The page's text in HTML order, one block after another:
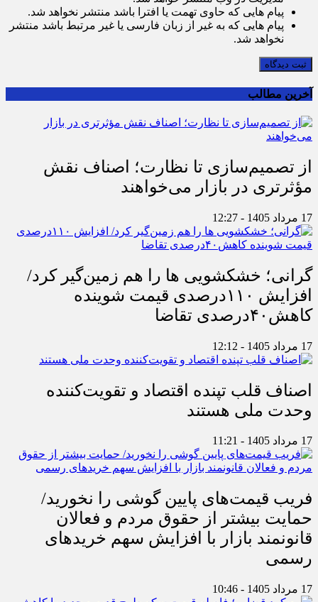
پیام هایی که حاوی تهمت یا افترا باشد منتشر نخواهد شد.
پیام هایی که به غیر از زبان فارسی یا غیر مرتبط باشد منتشر
نخواهد شد.
ثبت دیدگاه
آخرین مطالب
از تصمیم‌سازی تا نظارت؛ اصناف نقش
مؤثرتری در بازار می‌خواهند
17 مرداد 1405 - 12:27
گرانی؛ خشکشویی‌ ها را هم زمین‌گیر کرد/
افزایش ۱۱۰درصدی قیمت شوینده
کاهش۴۰درصدی تقاضا
17 مرداد 1405 - 12:12
اصناف قلب تپنده اقتصاد و تقویت‌کننده
وحدت ملی هستند
17 مرداد 1405 - 11:21
فریب قیمت‌های پایین گوشی را نخورید/
حمایت بیشتر از حقوق مردم و فعالان
قانونمند بازار با افزایش سهم خریدهای
رسمی
17 مرداد 1405 - 10:46